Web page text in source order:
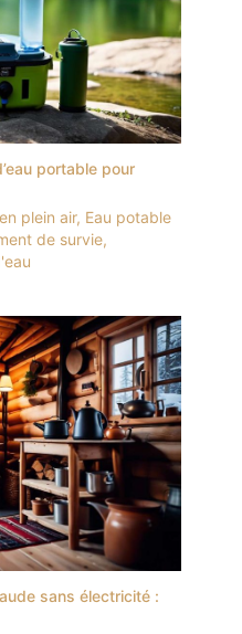
portable pour
plein air, Eau potable
de survie,
sans électricité :